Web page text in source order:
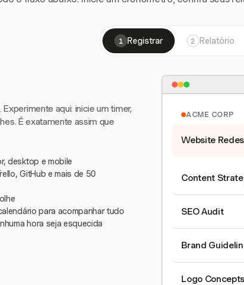
1 Registrar 2 Relatório
aqui: inicie um timer,
É exatamente assim que
desktop e mobile
GitHub e mais de 50
para acompanhar tudo
hora seja esquecida
ACME CORP
Website
Content
SEO Audit
Brand
Logo Concepts